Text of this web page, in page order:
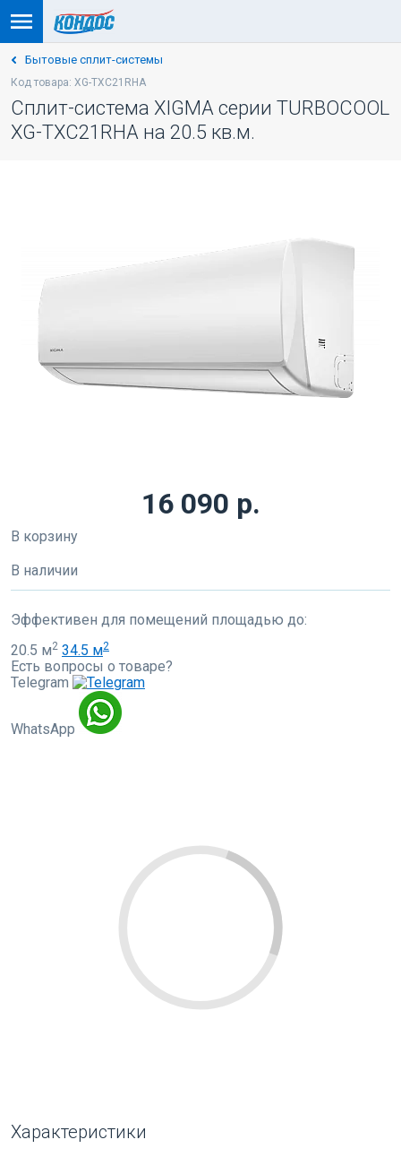
Бытовые сплит-системы
Код товара: XG-TXC21RHA
Сплит-система XIGMA серии TURBOCOOL
XG-TXC21RHA на 20.5 кв.м.
16 090 р.
В корзину
В наличии
Эффективен для помещений площадью до:
20.5 м2 34.5 м2
Есть вопросы о товаре?
Telegram
WhatsApp
Характеристики